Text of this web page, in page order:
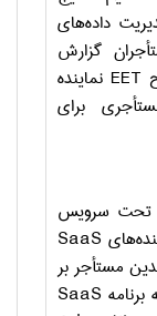
داده‌های
گزارش
EET نماینده
برای
تحت سرویس
SaaS
مستأجر بر
SaaS